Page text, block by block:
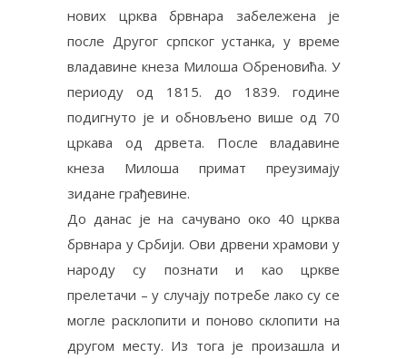
нових црква брвнара забележена је
после Другог српског устанка, у време
владавине кнеза Милоша Обреновића. У
периоду од 1815. до 1839. године
подигнуто је и обновљено више од 70
цркава од дрвета. После владавине
кнеза Милоша примат преузимају
зидане грађевине.
До данас је на сачувано око 40 црква
брвнара у Србији. Ови дрвени храмови у
народу су познати и као цркве
прелетачи – у случају потребе лако су се
могле расклопити и поново склопити на
другом месту. Из тога је произашла и